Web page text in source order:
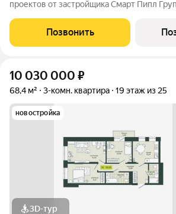
проектов от застройщика Смарт Пипл
дом комфорт-класса рассчитан всего на
Пространство организовано так, чтобы
Позвонить
10 030 000 ₽
68,4 м² 3-комн. квартира 19 этаж из 25
новостройка
3D-тур